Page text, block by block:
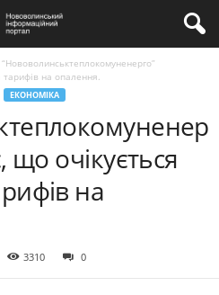
“Нововолинськтеплокомуненерго”
тарифів на опалення.
ЕКОНОМІКА
що очікується
на
3310 0